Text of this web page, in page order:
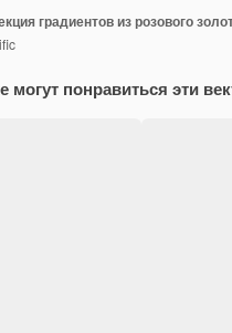
градиентов из розового
могут понравиться эти